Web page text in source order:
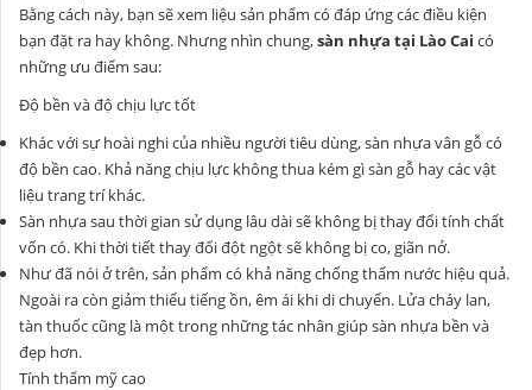
Bằng cách này, bạn sẽ xem liệu sản phẩm có đáp ứng các điều kiện
bạn đặt ra hay không. Nhưng nhìn chung,sàn nhựa tại Lào Cai có
những ưu điểm sau:
Độ bền và độ chịu lực tốt
Khác với sự hoài nghi của nhiều người tiêu dùng, sàn nhựa vân gỗ có
độ bền cao. Khả năng chịu lực không thua kém gì sàn gỗ hay các vật
liệu trang trí khác.
Sàn nhựa sau thời gian sử dụng lâu dài sẽ không bị thay đổi tính chất
vốn có. Khi thời tiết thay đổi đột ngột sẽ không bị co, giãn nở.
Như đã nói ở trên, sản phẩm có khả năng chống thấm nước hiệu quả.
Ngoài ra còn giảm thiểu tiếng ồn, êm ái khi di chuyển. Lửa cháy lan,
tàn thuốc cũng là một trong những tác nhân giúp sàn nhựa bền và
đẹp hơn.
Tính thẩm mỹ cao